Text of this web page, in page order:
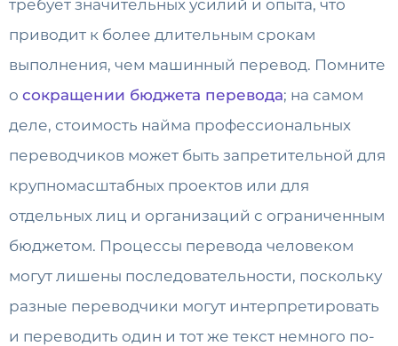
требует значительных усилий и опыта, что
приводит к более длительным срокам
выполнения, чем машинный перевод. Помните
о сокращении бюджета перевода; на самом
деле, стоимость найма профессиональных
переводчиков может быть запретительной для
крупномасштабных проектов или для
отдельных лиц и организаций с ограниченным
бюджетом. Процессы перевода человеком
могут лишены последовательности, поскольку
разные переводчики могут интерпретировать
и переводить один и тот же текст немного по-